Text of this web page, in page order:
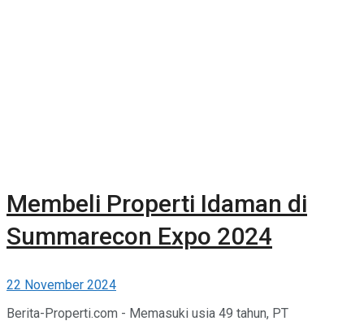
Membeli Properti Idaman di
Summarecon Expo 2024
22 November 2024
Berita-Properti.com - Memasuki usia 49 tahun, PT